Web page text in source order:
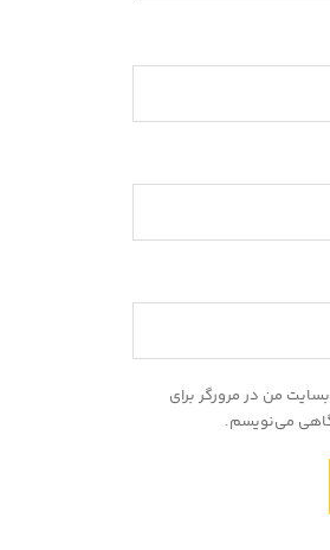
من در مرورگر برای
می‌نویسم.